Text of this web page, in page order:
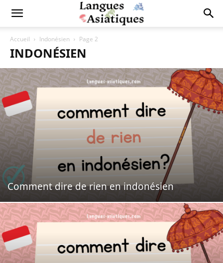
Accueil Indonésien Page 2
INDONÉSIEN
Comment dire de rien en indonésien